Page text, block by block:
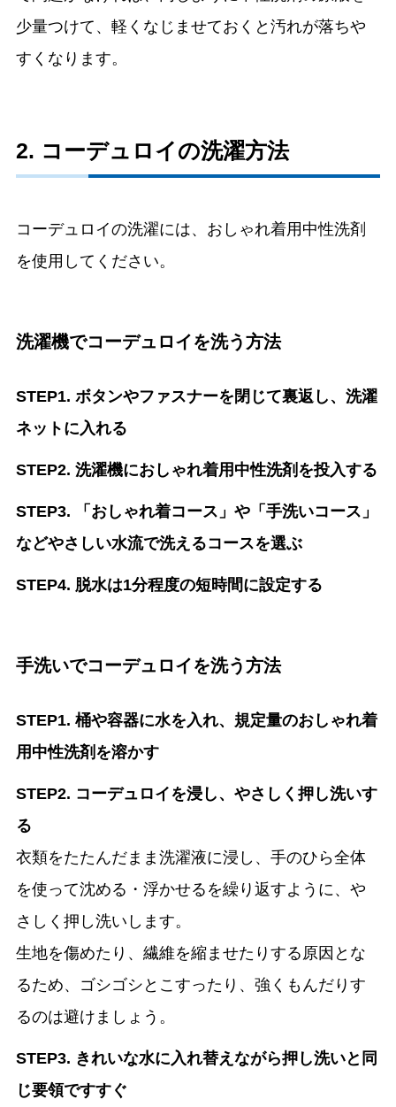
少量つけて、軽くなじませておくと汚れが落ちや
すくなります。
2. コーデュロイの洗濯方法
コーデュロイの洗濯には、おしゃれ着用中性洗剤
を使用してください。
洗濯機でコーデュロイを洗う方法
STEP1. ボタンやファスナーを閉じて裏返し、洗濯
ネットに入れる
STEP2. 洗濯機におしゃれ着用中性洗剤を投入する
STEP3. 「おしゃれ着コース」や「手洗いコース」
などやさしい水流で洗えるコースを選ぶ
STEP4. 脱水は1分程度の短時間に設定する
手洗いでコーデュロイを洗う方法
STEP1. 桶や容器に水を入れ、規定量のおしゃれ着
用中性洗剤を溶かす
STEP2. コーデュロイを浸し、やさしく押し洗いす
る
衣類をたたんだまま洗濯液に浸し、手のひら全体
を使って沈める・浮かせるを繰り返すように、や
さしく押し洗いします。
生地を傷めたり、繊維を縮ませたりする原因とな
るため、ゴシゴシとこすったり、強くもんだりす
るのは避けましょう。
STEP3. きれいな水に入れ替えながら押し洗いと同
じ要領ですすぐ